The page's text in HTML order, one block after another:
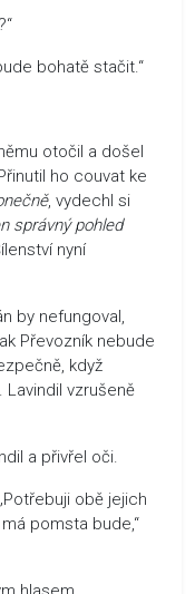
bohatě stačit.“
otočil a došel
ho couvat ke
, vydechl si
správný pohled
nyní
by nefungoval,
Převozník nebude
když
vzrušeně
a přivřel oči.
obě jejich
pomsta bude,“